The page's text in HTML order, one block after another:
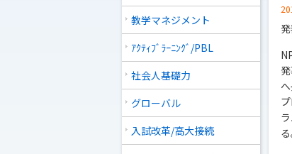
教学マネジメント
ｱｸﾃｨﾌﾞﾗｰﾆﾝｸﾞ/PBL
社会人基礎力
グローバル
入試改革/高大接続
る